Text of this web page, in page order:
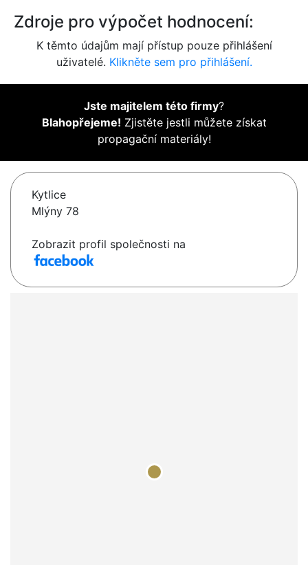
Zdroje pro výpočet hodnocení:
K těmto údajům mají přístup pouze přihlášení
uživatelé. Klikněte sem pro přihlášení.
Jste majitelem této firmy?
Blahopřejeme! Zjistěte jestli můžete získat
propagační materiály!
Kytlice
Mlýny 78
Zobrazit profil společnosti na